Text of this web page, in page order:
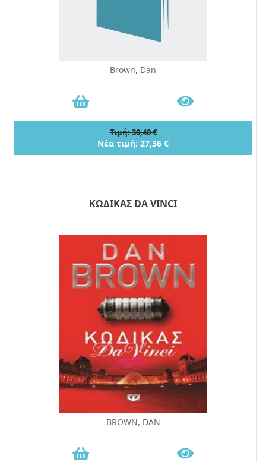
Brown, Dan
Τιμή: 30,40 €
Νέα τιμή: 27,36 €
ΚΩΔΙΚΑΣ DA VINCI
BROWN, DAN